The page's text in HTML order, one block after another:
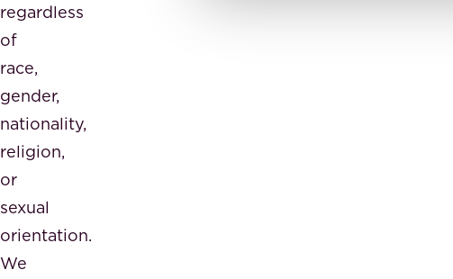
regardless
of
race,
gender,
nationality,
religion,
or
sexual
orientation.
We